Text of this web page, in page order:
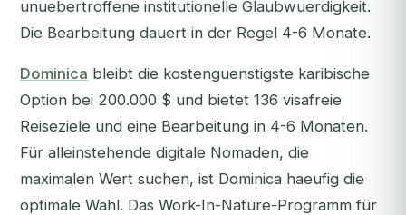
unuebertroffene institutionelle Glaubwuerdigkeit.
Die Bearbeitung dauert in der Regel 4-6 Monate.
Dominica bleibt die kostenguenstigste karibische
Option bei 200.000 $ und bietet 136 visafreie
Reiseziele und eine Bearbeitung in 4-6 Monaten.
Für alleinstehende digitale Nomaden, die
maximalen Wert suchen, ist Dominica haeufig die
optimale Wahl. Das Work-In-Nature-Programm für